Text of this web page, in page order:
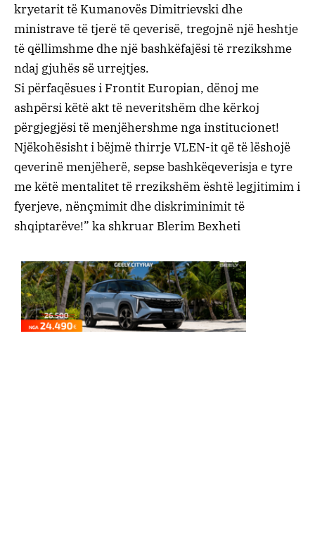
kryetarit të Kumanovës Dimitrievski dhe
ministrave të tjerë të qeverisë, tregojnë një heshtje
të qëllimshme dhe një bashkëfajësi të rrezikshme
ndaj gjuhës së urrejtjes.
Si përfaqësues i Frontit Europian, dënoj me
ashpërsi këtë akt të neveritshëm dhe kërkoj
përgjegjësi të menjëhershme nga institucionet!
Njëkohësisht i bëjmë thirrje VLEN-it që të lëshojë
qeverinë menjëherë, sepse bashkëqeverisja e tyre
me këtë mentalitet të rrezikshëm është legjitimim i
fyerjeve, nënçmimit dhe diskriminimit të
shqiptarëve!” ka shkruar Blerim Bexheti